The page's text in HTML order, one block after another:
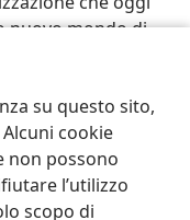
su questo sito,
cookie
non possono
l’utilizzo
scopo di
nuovo mondo di
fine.
Impostazioni